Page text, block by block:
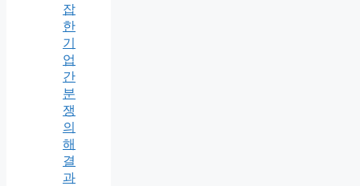
잡
한
기
업
간
분
쟁
의
해
결
과